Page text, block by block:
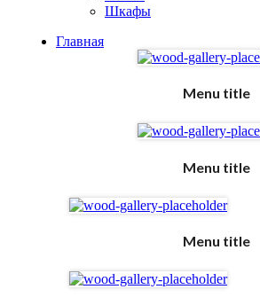
Шкафы
Главная
Menu title
Menu title
Menu title